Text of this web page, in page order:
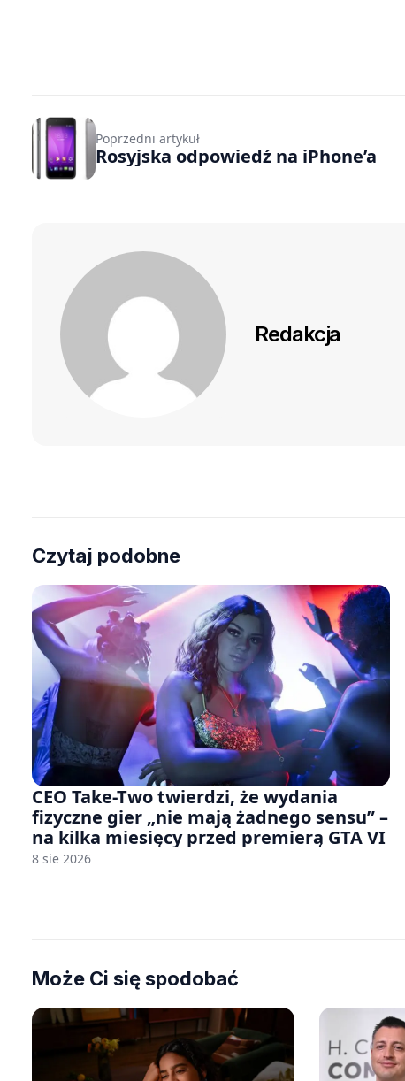
Poprzedni artykuł
Rosyjska odpowiedź na iPhone’a
Redakcja
Czytaj podobne
CEO Take-Two twierdzi, że wydania
fizyczne gier „nie mają żadnego sensu” –
na kilka miesięcy przed premierą GTA VI
8 sie 2026
Może Ci się spodobać